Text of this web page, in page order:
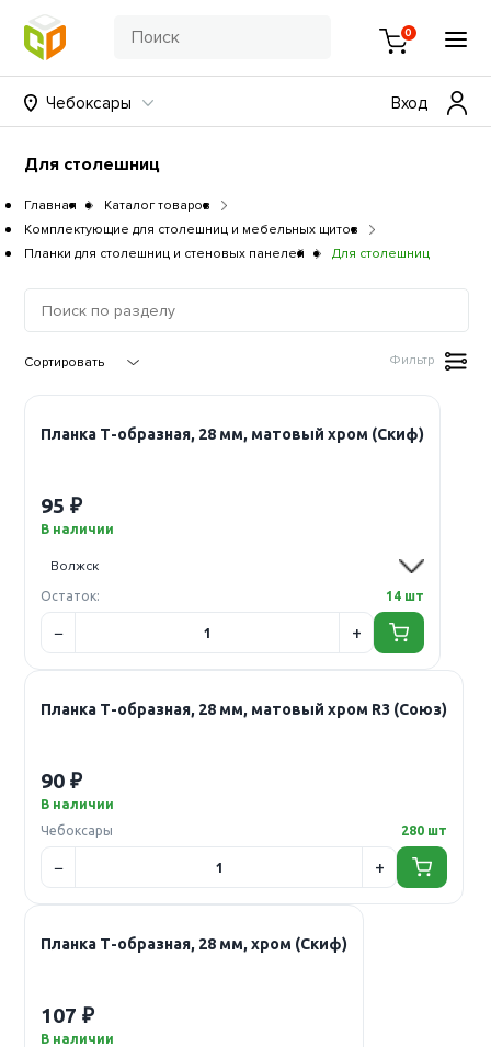
0
Чебоксары Вход
Для столешниц
Главная
Каталог товаров
Комплектующие для столешниц и мебельных щитов
Планки для столешниц и стеновых панелей
Для столешниц
Фильтр
Планка Т-образная, 28 мм, матовый хром (Скиф)
95 ₽
В наличии
Остаток: 14 шт
Планка Т-образная, 28 мм, матовый хром R3 (Союз)
90 ₽
В наличии
Чебоксары
280 шт
Планка Т-образная, 28 мм, хром (Скиф)
107 ₽
В наличии